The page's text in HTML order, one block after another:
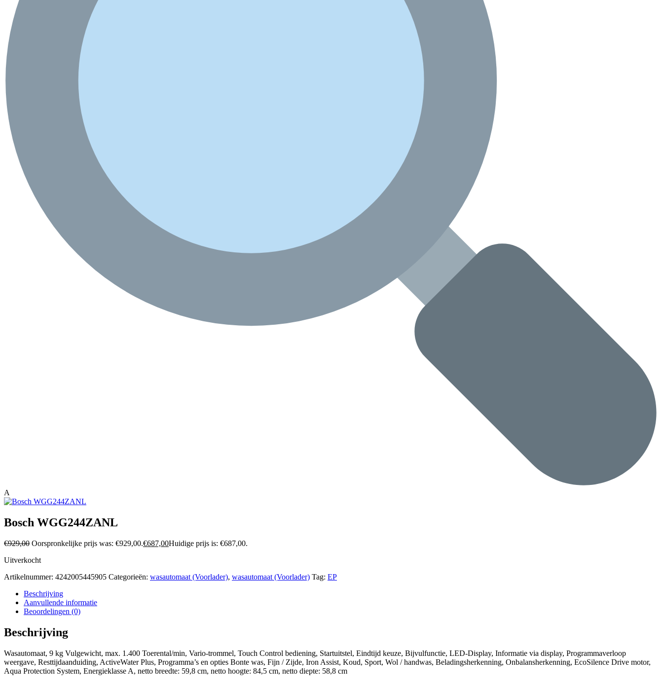
A
Bosch WGG244ZANL
€929,00 Oorspronkelijke prijs was: €929,00.€687,00Huidige prijs is: €687,00.
Uitverkocht
Artikelnummer: 4242005445905 Categorieën: wasautomaat (Voorlader), wasautomaat (Voorlader) Tag: EP
Beschrijving
Aanvullende informatie
Beoordelingen (0)
Beschrijving
Wasautomaat, 9 kg Vulgewicht, max. 1.400 Toerental/min, Vario-trommel, Touch Control bediening, Startuitstel, Eindtijd keuze, Bijvulfunctie, LED-Display, Informatie via display, Programmaverloop
weergave, Resttijdaanduiding, ActiveWater Plus, Programma’s en opties Bonte was, Fijn / Zijde, Iron Assist, Koud, Sport, Wol / handwas, Beladingsherkenning, Onbalansherkenning, EcoSilence Drive motor,
Aqua Protection System, Energieklasse A, netto breedte: 59,8 cm, netto hoogte: 84,5 cm, netto diepte: 58,8 cm